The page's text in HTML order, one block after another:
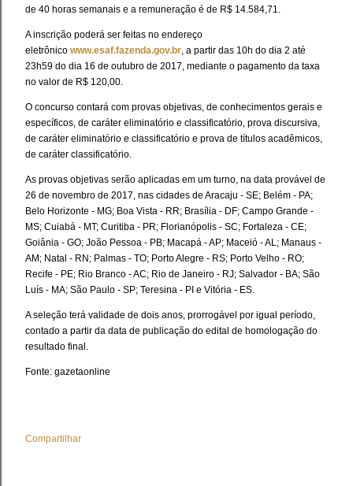
de 40 horas semanais e a remuneração é de R$ 14.584,71.
A inscrição poderá ser feitas no endereço
eletrônico www.esaf.fazenda.gov.br, a partir das 10h do dia 2 até
23h59 do dia 16 de outubro de 2017, mediante o pagamento da taxa
no valor de R$ 120,00.
O concurso contará com provas objetivas, de conhecimentos gerais e
específicos, de caráter eliminatório e classificatório, prova discursiva,
de caráter eliminatório e classificatório e prova de títulos acadêmicos,
de caráter classificatório.
As provas objetivas serão aplicadas em um turno, na data provável de
26 de novembro de 2017, nas cidades de Aracaju - SE; Belém - PA;
Belo Horizonte - MG; Boa Vista - RR; Brasília - DF; Campo Grande -
MS; Cuiabá - MT; Curitiba - PR; Florianópolis - SC; Fortaleza - CE;
Goiânia - GO; João Pessoa - PB; Macapá - AP; Maceió - AL; Manaus -
AM; Natal - RN; Palmas - TO; Porto Alegre - RS; Porto Velho - RO;
Recife - PE; Rio Branco - AC; Rio de Janeiro - RJ; Salvador - BA; São
Luís - MA; São Paulo - SP; Teresina - PI e Vitória - ES.
A seleção terá validade de dois anos, prorrogável por igual período,
contado a partir da data de publicação do edital de homologação do
resultado final.
Fonte: gazetaonline
Compartilhar